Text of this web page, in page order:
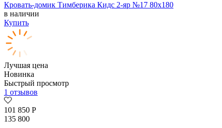
Кровать-домик Тимберика Кидс 2-яр №17 80х180
в наличии
Купить
Лучшая цена
Новинка
Быстрый просмотр
1 отзывов
101 850 Р
135 800